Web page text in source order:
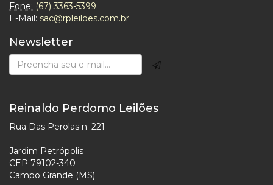
Fone: (67) 3363-5399
E-Mail: sac@rpleiloes.com.br
Newsletter
Reinaldo Perdomo Leilões
Rua Das Perolas n. 221
Jardim Petrópolis
CEP 79102-340
Campo Grande (MS)